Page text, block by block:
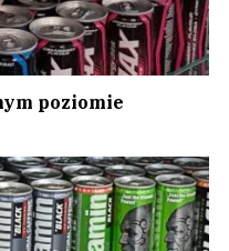
poziomie